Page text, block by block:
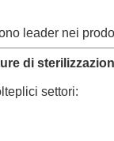
leader nei
di
settori: